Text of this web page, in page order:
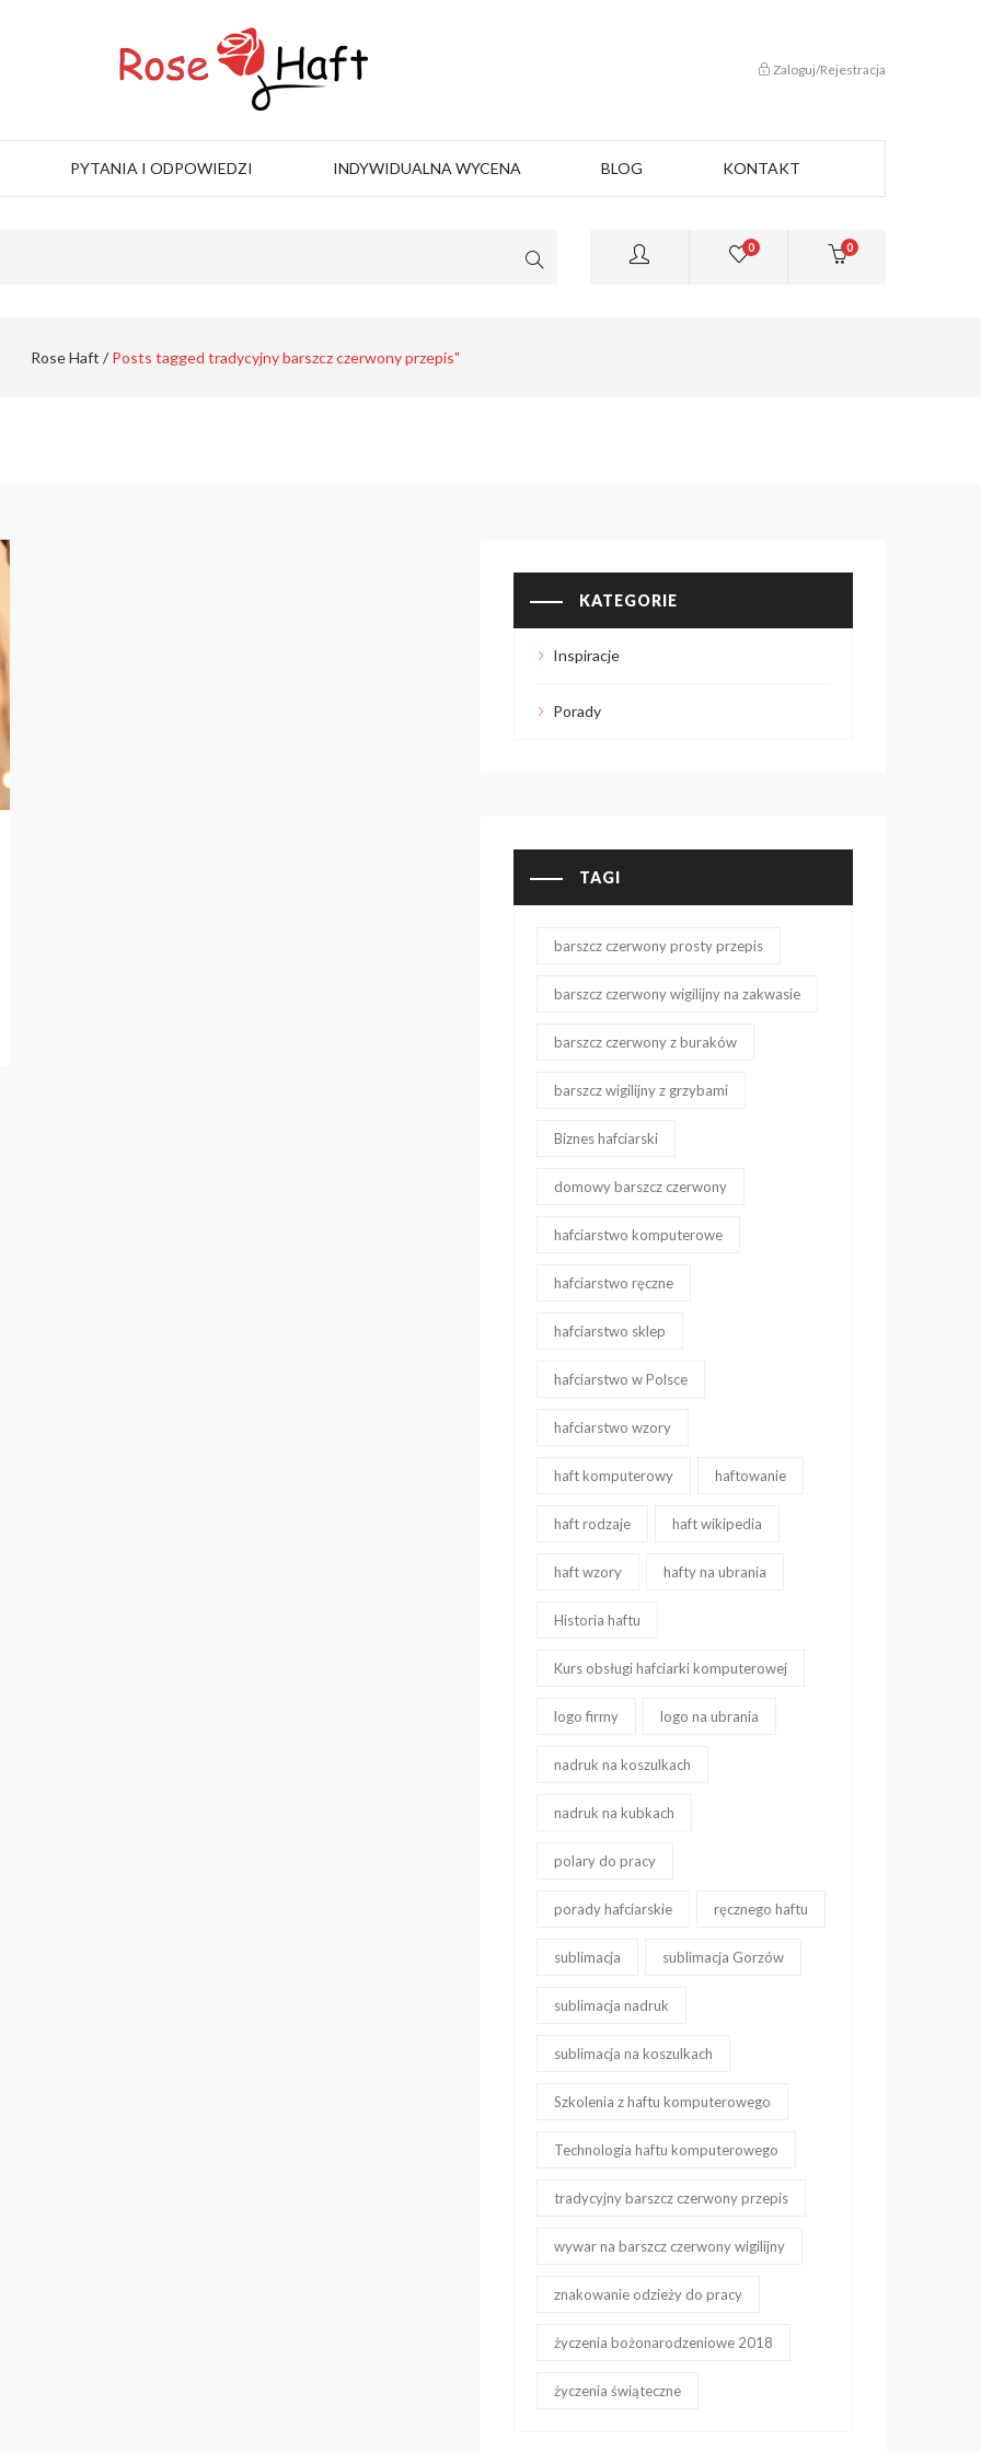
Zaloguj/Rejestracja
PYTANIA I ODPOWIEDZI INDYWIDUALNA WYCENA BLOG KONTAKT
0
0
Rose Haft / Posts tagged tradycyjny barszcz czerwony przepis"
KATEGORIE
Inspiracje
Porady
TAGI
barszcz czerwony prosty przepis
barszcz czerwony wigilijny na zakwasie
barszcz czerwony z buraków
barszcz wigilijny z grzybami
Biznes hafciarski
domowy barszcz czerwony
hafciarstwo komputerowe
hafciarstwo ręczne
hafciarstwo sklep
hafciarstwo w Polsce
hafciarstwo wzory
haft komputerowy haftowanie
haft rodzaje haft wikipedia
haft wzory hafty na ubrania
Historia haftu
Kurs obsługi hafciarki komputerowej
logo firmy logo na ubrania
nadruk na koszulkach
nadruk na kubkach
polary do pracy
porady hafciarskie ręcznego haftu
sublimacja sublimacja Gorzów
sublimacja nadruk
sublimacja na koszulkach
Szkolenia z haftu komputerowego
Technologia haftu komputerowego
tradycyjny barszcz czerwony przepis
wywar na barszcz czerwony wigilijny
znakowanie odzieży do pracy
życzenia bożonarodzeniowe 2018
życzenia świąteczne